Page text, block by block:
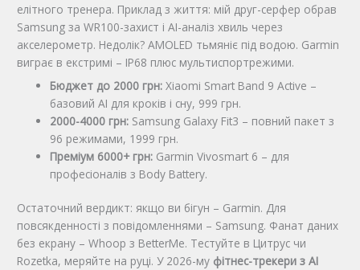
елітного тренера. Приклад з життя: мій друг-серфер обрав
Samsung за WR100-захист і AI-аналіз хвиль через
акселерометр. Недолік? AMOLED тьмяніє під водою. Garmin
виграє в екстримі – IP68 плюс мультиспортрежими.
Бюджет до 2000 грн: Xiaomi Smart Band 9 Active –
базовий AI для кроків і сну, 999 грн.
2000-4000 грн: Samsung Galaxy Fit3 – повний пакет з
96 режимами, 1999 грн.
Преміум 6000+ грн: Garmin Vivosmart 6 – для
професіоналів з Body Battery.
Остаточний вердикт: якщо ви бігун – Garmin. Для
повсякденності з повідомленнями – Samsung. Фанат даних
без екрану – Whoop з BetterMe. Тестуйте в Цитрус чи
Rozetka, меряйте на руці. У 2026-му фітнес-трекери з AI